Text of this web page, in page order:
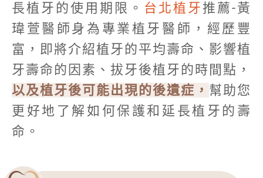
長植牙的使用期限。 台北植牙 推薦-黃
瑋萱醫師身為專業植牙醫師，經歷豐
富，即將介紹植牙的平均壽命、影響植
牙壽命的因素、拔牙後植牙的時間點，
以及植牙後可能出現的後遺症， 幫助您
更好地了解如何保護和延長植牙的壽
命。